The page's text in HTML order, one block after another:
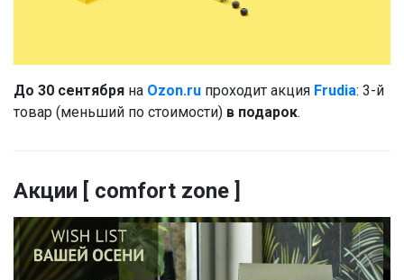
До 30 сентября на Ozon.ru проходит акция Frudia: 3-й
товар (меньший по стоимости) в подарок.
Акции [ comfort zone ]